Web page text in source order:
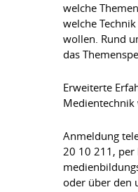
welche
welche
wollen. Rund
das
Erweiterte
Medientechnik
Anmeldung
20 10 211, per
oder über den